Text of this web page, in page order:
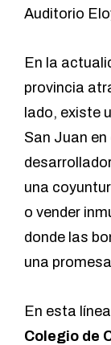
Auditorio
En la
provincia
lado, existe
San Juan
una
o vender
donde las
una
En esta
Colegio de